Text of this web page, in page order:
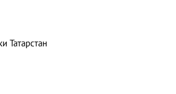
Татарстан